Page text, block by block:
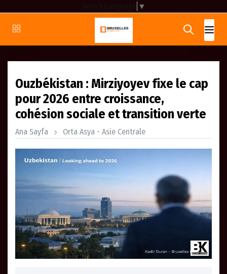
▼
Ouzbékistan : Mirziyoyev fixe le cap
pour 2026 entre croissance,
cohésion sociale et transition verte
Ana Sayfa Orta Asya - Asie Centrale